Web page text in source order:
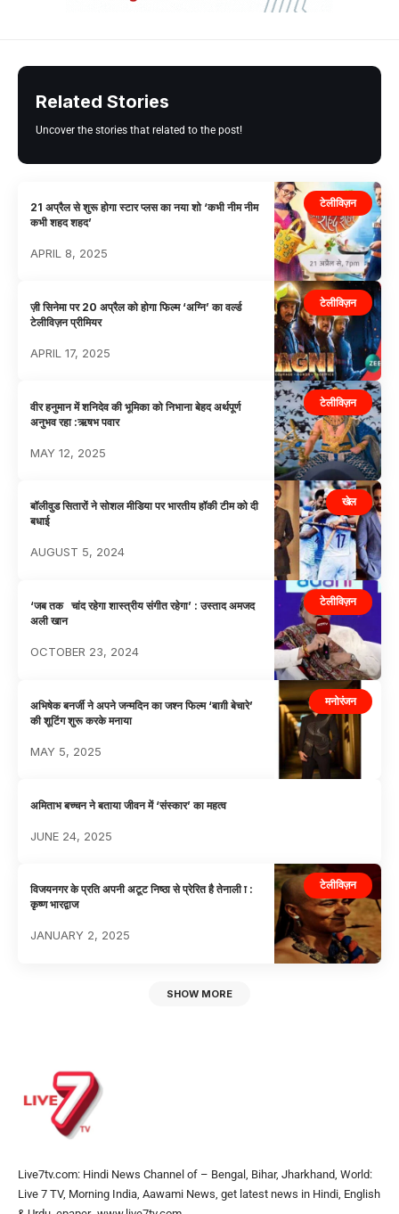
Related Stories
Uncover the stories that related to the post!
टेलीविज़न
21 अप्रैल से शुरू होगा स्टार प्लस का नया शो ‘कभी नीम नीम
कभी शहद शहद’
APRIL 8, 2025
टेलीविज़न
ज़ी सिनेमा पर 20 अप्रैल को होगा फिल्म ‘अग्नि’ का वर्ल्ड
टेलीविज़न प्रीमियर
APRIL 17, 2025
टेलीविज़न
वीर हनुमान में शनिदेव की भूमिका को निभाना बेहद अर्थपूर्ण
अनुभव रहा :ऋषभ पवार
MAY 12, 2025
खेल
बॉलीवुड सितारों ने सोशल मीडिया पर भारतीय हॉकी टीम को दी
बधाई
AUGUST 5, 2024
टेलीविज़न
‘जब तक चांद रहेगा शास्त्रीय संगीत रहेगा’ : उस्ताद अमजद
अली खान
OCTOBER 23, 2024
मनोरंजन
अभिषेक बनर्जी ने अपने जन्मदिन का जश्न फिल्म ‘बाग़ी बेचारे’
की शूटिंग शुरू करके मनाया
MAY 5, 2025
अमिताभ बच्चन ने बताया जीवन में ‘संस्कार’ का महत्व
JUNE 24, 2025
टेलीविज़न
विजयनगर के प्रति अपनी अटूट निष्ठा से प्रेरित है तेनाली ा :
कृष्ण भारद्वाज
JANUARY 2, 2025
SHOW MORE
Live7tv.com: Hindi News Channel of – Bengal, Bihar, Jharkhand, World:
Live 7 TV, Morning India, Aawami News, get latest news in Hindi, English